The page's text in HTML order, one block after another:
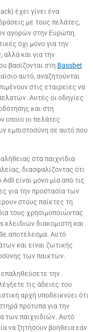
έχει γίνει ένα
με τους πελάτες,
αγορών στην Ευρώπη.
όχι μόνο για την
και για την
βασίζονται στη Bassbet
αυτό, αναζητούνται
στις εταιρείες να
Αυτές οι οδηγίες
και στη
οποίο οι πελάτες
εμπιστοσύνη σε αυτό που
στα παιχνίδια
διασφαλίζοντας ότι
είναι μόνο μία από τις
για την προστασία των
στους παίκτες τη
τους χρησιμοποιώντας
διακομιστή και
αποτέλεσμα. Αυτό
και είναι ζωτικής
των παικτών.
επαληθεύσετε την
τις άδειες του
αρχή υποδεικνύει ότι
πρότυπα για την
των παιχνιδιών. Αυτό
να ζητήσουν βοήθεια εάν